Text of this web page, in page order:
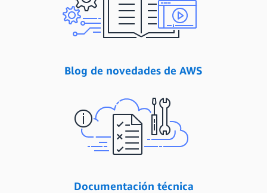
Blog de novedades de AWS
Documentación técnica